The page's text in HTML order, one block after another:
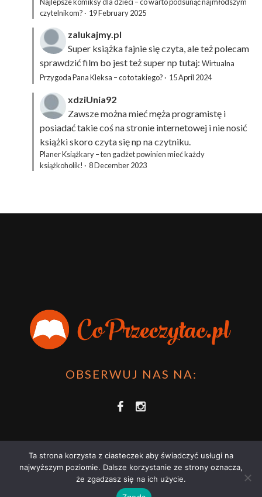
Najlepsze komiksy dla dzieci – co warto podsunąć najmłodszym
czytelnikom? · 19 February 2025
zalukajmy.pl
Super książka fajnie się czyta, ale też polecam
sprawdzić film bo jest też super np tutaj: Wirtualna
Przygoda Pana Kleksa – co to takiego? · 15 April 2024
xdziUnia92
Zawsze można mieć męża programistę i
posiadać takie coś na stronie internetowej i nie nosić
książki skoro czyta się np na czytniku.
Planer Książkary – ten gadżet powinien mieć każdy
książkoholik! · 8 December 2023
OBSERWUJ NAS NA:
COPRZECZYTAĆ.PL 2021 | STRONA WYKORZYSTUJE PLIKI COOKIES |
Ta strona korzysta z ciasteczek aby świadczyć usługi na
najwyższym poziomie. Dalsze korzystanie ze strony oznacza,
że zgadzasz się na ich użycie.